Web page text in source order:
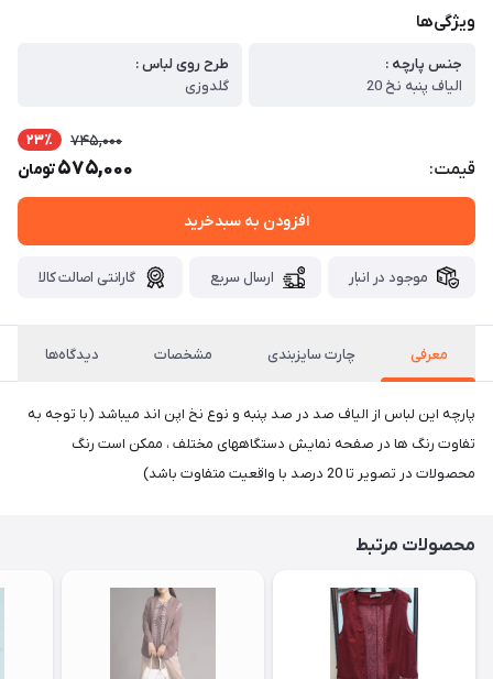
ویژگی‌ها
جنس پارچه :
الیاف پنبه نخ 20
طرح روی لباس :
گلدوزی
قیمت:
745,000 23٪
575,000تومان
افزودن به سبدخرید
موجود در انبار ارسال سریع گارانتی اصالت کالا
معرفی چارت سایزبندی مشخصات دیدگاه‌ها
پارچه این لباس از الیاف صد در صد پنبه و نوع نخ اپن اند میباشد (با توجه به
تفاوت رنگ ها در صفحه نمایش دستگاههای مختلف ، ممکن است رنگ
محصولات در تصویر تا 20 درصد با واقعیت متفاوت باشد)
محصولات مرتبط